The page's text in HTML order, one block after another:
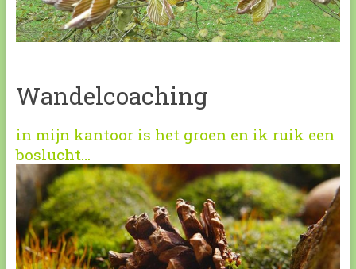
Wandelcoaching
in mijn kantoor is het groen en ik ruik een
boslucht…